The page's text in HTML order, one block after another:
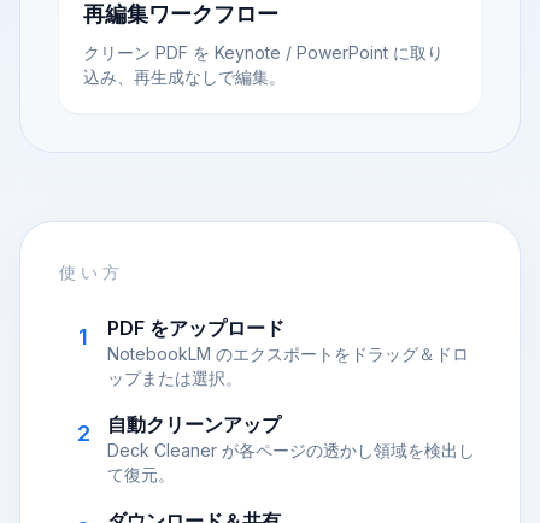
再編集ワークフロー
クリーン PDF を Keynote / PowerPoint に取り
込み、再生成なしで編集。
使い方
1 PDF をアップロード
NotebookLM のエクスポートをドラッグ＆ドロ
ップまたは選択。
2 自動クリーンアップ
Deck Cleaner が各ページの透かし領域を検出し
て復元。